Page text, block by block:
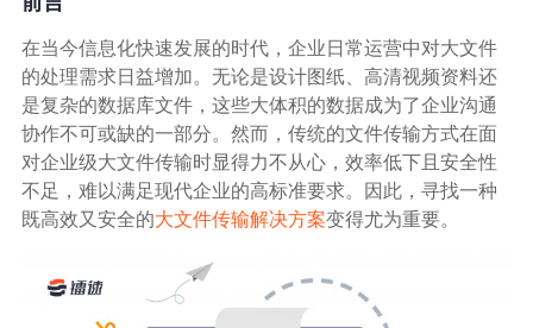
数据同步
内外网文件交换
数据迁移
数据协作
数据分发
关于镭速
帮助中心
在当今信息化快速发展的时代，企业日常运营中对大文件
的处理需求日益增加。无论是设计图纸、高清视频资料还
是复杂的数据库文件，这些大体积的数据成为了企业沟通
协作不可或缺的一部分。然而，传统的文件传输方式在面
对企业级大文件传输时显得力不从心，效率低下且安全性
不足，难以满足现代企业的高标准要求。因此，寻找一种
既高效又安全的大文件传输解决方案变得尤为重要。